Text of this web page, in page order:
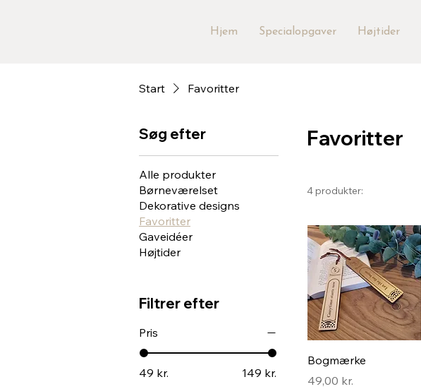
Hjem Specialopgaver Højtider
Start Favoritter
Søg efter
Alle produkter
Børneværelset
Dekorative designs
Favoritter
Gaveidéer
Højtider
Filtrer efter
Pris
49 kr. 149 kr.
Favoritter
4 produkter:
Bogmærke
Pris
49,00 kr.